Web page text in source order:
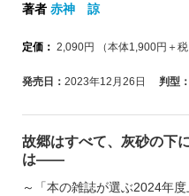
著者 赤神 諒
定価： 2,090円 （本体1,900円＋税
発売日： 2023年12月26日 判型：
故郷はすべて、灰砂の下
は――
～「本の雑誌が選ぶ2024年